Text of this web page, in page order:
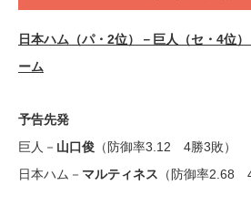
日本ハム（パ・2位）－巨人（セ・4位
ーム
予告先発
巨人－ 山口俊 （防御率3.12 4勝3敗）
日本ハム－ マルティネス （防御率2.68